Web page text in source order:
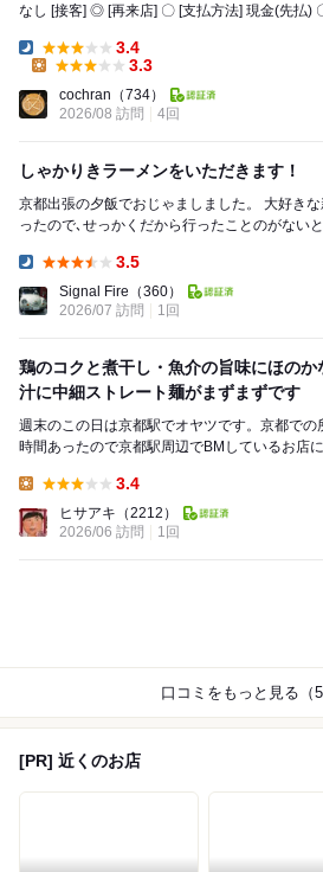
なし
Dinner:
3.4
3.3
cochran （734）
2026/08 訪問
4回
しゃかりきラーメンをいただきます！
京都出張の夕飯でおじゃましました。 大好きな新福菜館さんが定休日だ
ったので､せっかくだから行ったことのがない
3.5
Signal Fire （360）
2026/07 訪問
1回
鶏のコクと煮干し・魚介の旨味にほの
汁に中細ストレート麺がまずまずです
週末のこの日は京都駅でオヤツです。京都での
時間あったので京都駅周辺でBMしているお店
3.4
ヒサアキ （2212）
2026/06 訪問
1回
口コミをもっと見る（
[PR] 近くのお店